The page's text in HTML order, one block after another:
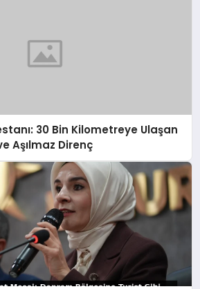
30 Bin Kilometreye Ulaşan
Aşılmaz Direnç